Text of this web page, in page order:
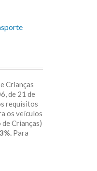
Crianças
de 21 de
requisitos
os veículos
Crianças)
Para